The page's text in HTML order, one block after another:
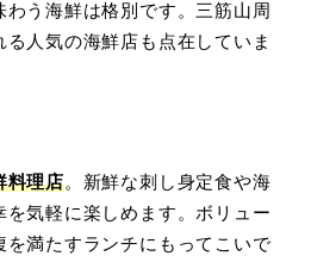
う海鮮は格別です。三筋山周
人気の海鮮店も点在していま
料理店。新鮮な刺し身定食や海
気軽に楽しめます。ボリュー
を満たすランチにもってこいで